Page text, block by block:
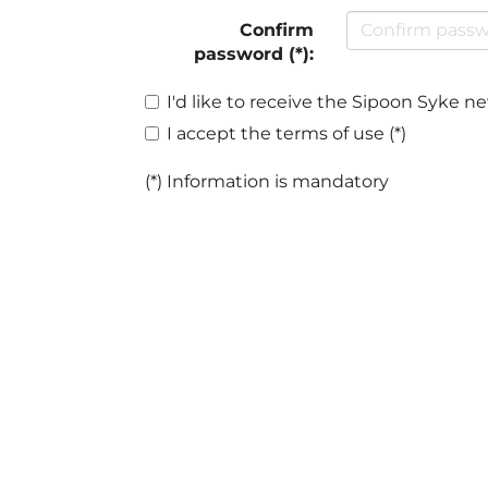
Confirm
password (*):
I'd like to receive the Sipoon Syke
I accept the terms of use (*)
(*) Information is mandatory